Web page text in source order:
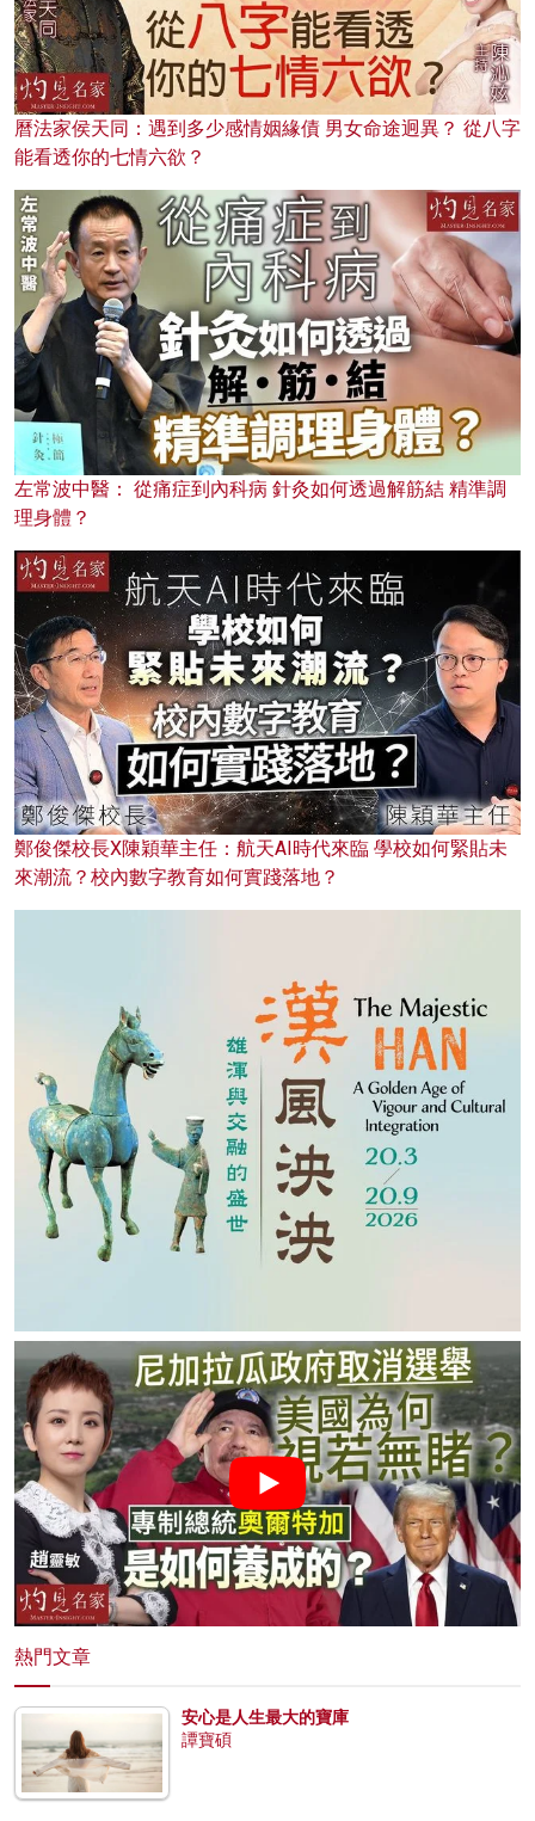
曆法家侯天同：遇到多少感情姻緣債 男女命途迥異？ 從八字
能看透你的七情六欲？
左常波中醫： 從痛症到內科病 針灸如何透過解筋結 精準調
理身體？
鄭俊傑校長X陳穎華主任：航天AI時代來臨 學校如何緊貼未
來潮流？校內數字教育如何實踐落地？
熱門文章
安心是人生最大的寶庫
譚寶碩